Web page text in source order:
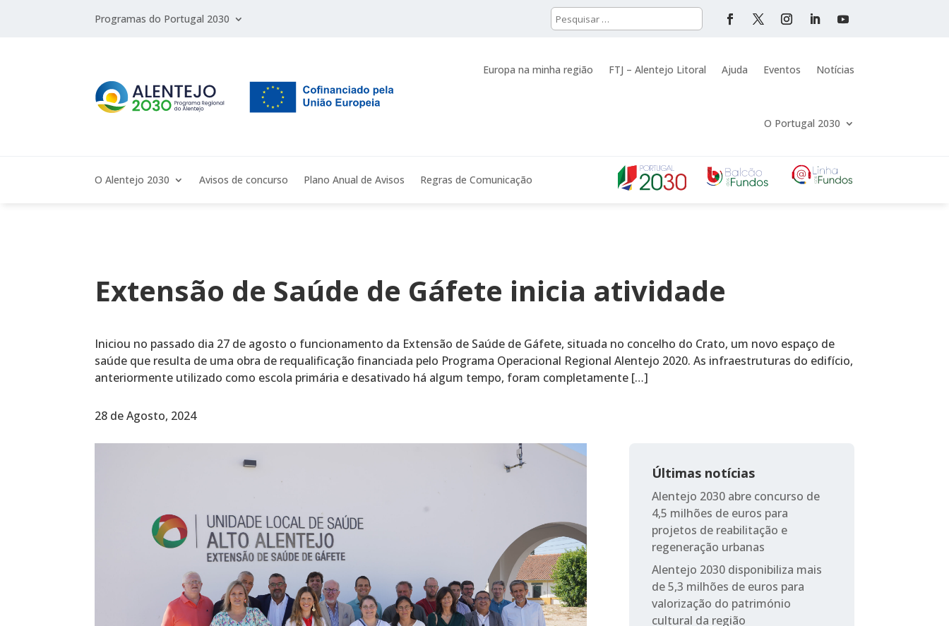
Programas do Portugal 2030
Europa na minha região FTJ – Alentejo Litoral Ajuda Eventos Notícias
O Portugal 2030
O Alentejo 2030 Avisos de concurso Plano Anual de Avisos Regras de Comunicação
Extensão de Saúde de Gáfete inicia atividade
Iniciou no passado dia 27 de agosto o funcionamento da Extensão de Saúde de Gáfete, situada no concelho do Crato, um novo espaço de
saúde que resulta de uma obra de requalificação financiada pelo Programa Operacional Regional Alentejo 2020. As infraestruturas do edifício,
anteriormente utilizado como escola primária e desativado há algum tempo, foram completamente […]
28 de Agosto, 2024
Últimas notícias
Alentejo 2030 abre concurso de
4,5 milhões de euros para
projetos de reabilitação e
regeneração urbanas
Alentejo 2030 disponibiliza mais
de 5,3 milhões de euros para
valorização do património
cultural da região